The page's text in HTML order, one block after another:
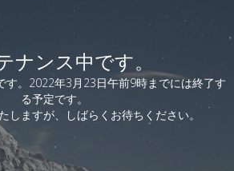
ナンス中です。
す。2022年3月23日午前9時までには終了す
る予定です。
しますが、しばらくお待ちください。